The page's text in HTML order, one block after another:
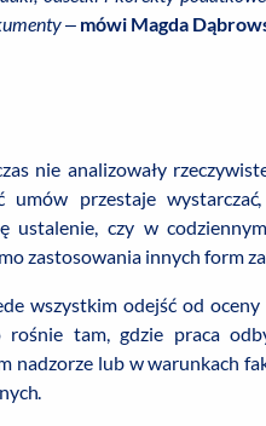
– mówi Magda
nie analizowały
przestaje
ustalenie, czy w
zastosowania innych form
wszystkim odejść od
rośnie tam, gdzie praca
nadzorze lub w warunkach